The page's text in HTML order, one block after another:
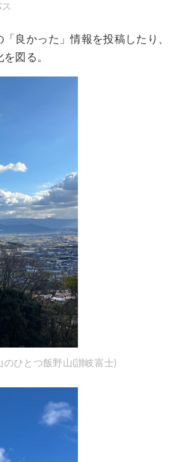
良かった」情報を投稿したり、
図る。
ひとつ飯野山(讃岐富士)